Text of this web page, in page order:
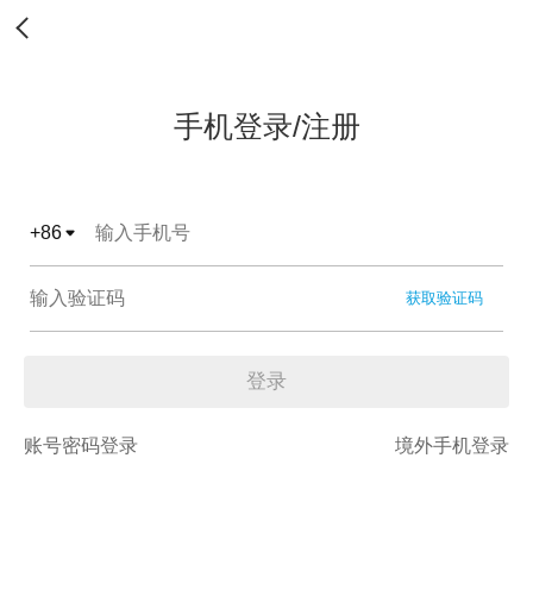
手机登录/注册
+86
获取验证码
登录
账号密码登录 境外手机登录